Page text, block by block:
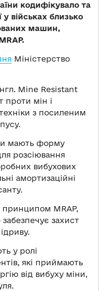
кодифікувало та
у військах близько
машин,
Міністерство
Mine Resistant
проти мін і
з посиленим
мають форму
розсіювання
вибухових
амортизаційні
MRAP,
захист
у ролі
які приймають
від вибуху міни,